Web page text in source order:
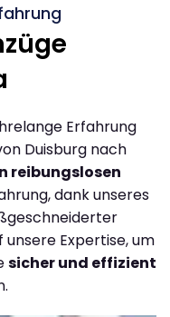
Erfahrung
Duisburg nach
reibungslosen
dank unseres
unsere Expertise, um
sicher und effizient